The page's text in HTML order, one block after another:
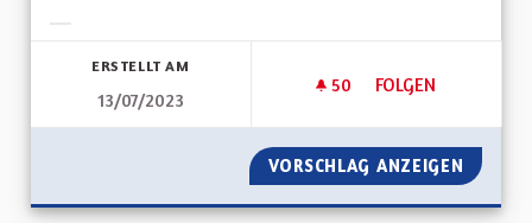
ERSTELLT AM
13/07/2023
50 50 FOLLOWER
FOLGEN
IMPLIQUER LES
VORSCHLAG ANZEIGEN